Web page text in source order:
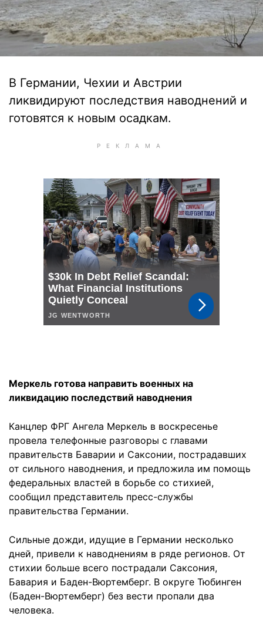
В Германии, Чехии и Австрии
ликвидируют последствия наводнений и
готовятся к новым осадкам.
Меркель готова направить военных на
ликвидацию последствий наводнения
Канцлер ФРГ Ангела Меркель в воскресенье
провела телефонные разговоры с главами
правительств Баварии и Саксонии, пострадавших
от сильного наводнения, и предложила им помощь
федеральных властей в борьбе со стихией,
сообщил представитель пресс-службы
правительства Германии.
Сильные дожди, идущие в Германии несколько
дней, привели к наводнениям в ряде регионов. От
стихии больше всего пострадали Саксония,
Бавария и Баден-Вюртемберг. В округе Тюбинген
(Баден-Вюртемберг) без вести пропали два
человека.